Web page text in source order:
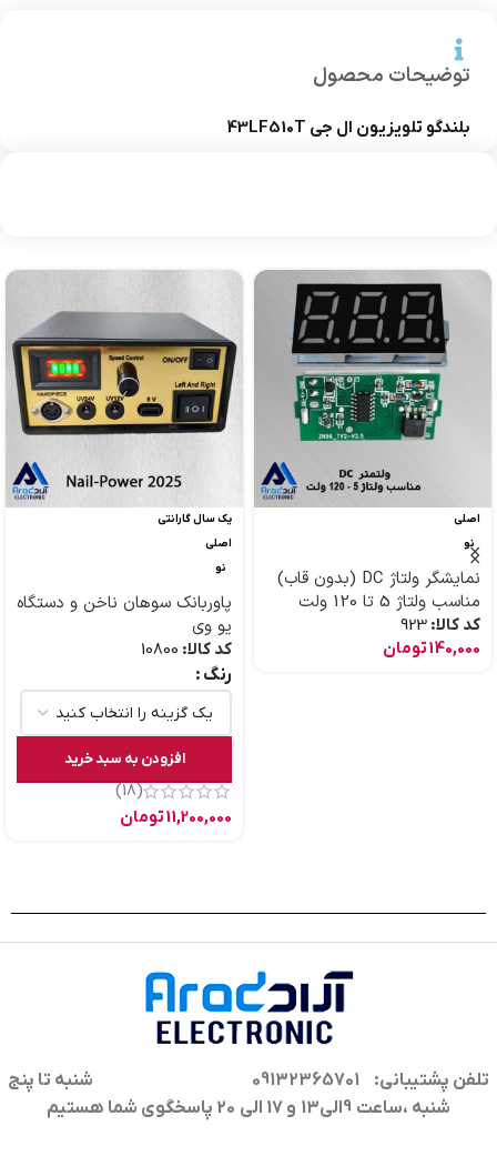
توضیحات محصول
بلندگو تلویزیون ال جی 43LF510T
اصلی
نو
نمایشگر ولتاژ DC (بدون قاب)
مناسب ولتاژ 5 تا 120 ولت
کد کالا: 923
140,000تومان
یک سال گارانتی
اصلی
نو
پاوربانک سوهان ناخن و دستگاه
یو وی
کد کالا: 10800
رنگ
افزودن به سبد خرید
(18)
11,200,000تومان
تلفن پشتیبانی: 09132365701
شنبه تا پنج
شنبه ،ساعت 9الی13 و 17 الی 20 پاسخگوی شما هستیم